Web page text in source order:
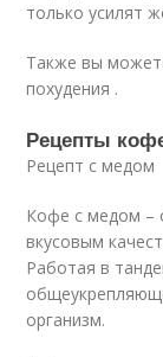
только усилят
Также вы
похудения .
Рецепты
Рецепт с медом
Кофе с медом –
вкусовым
Работая в
организм.